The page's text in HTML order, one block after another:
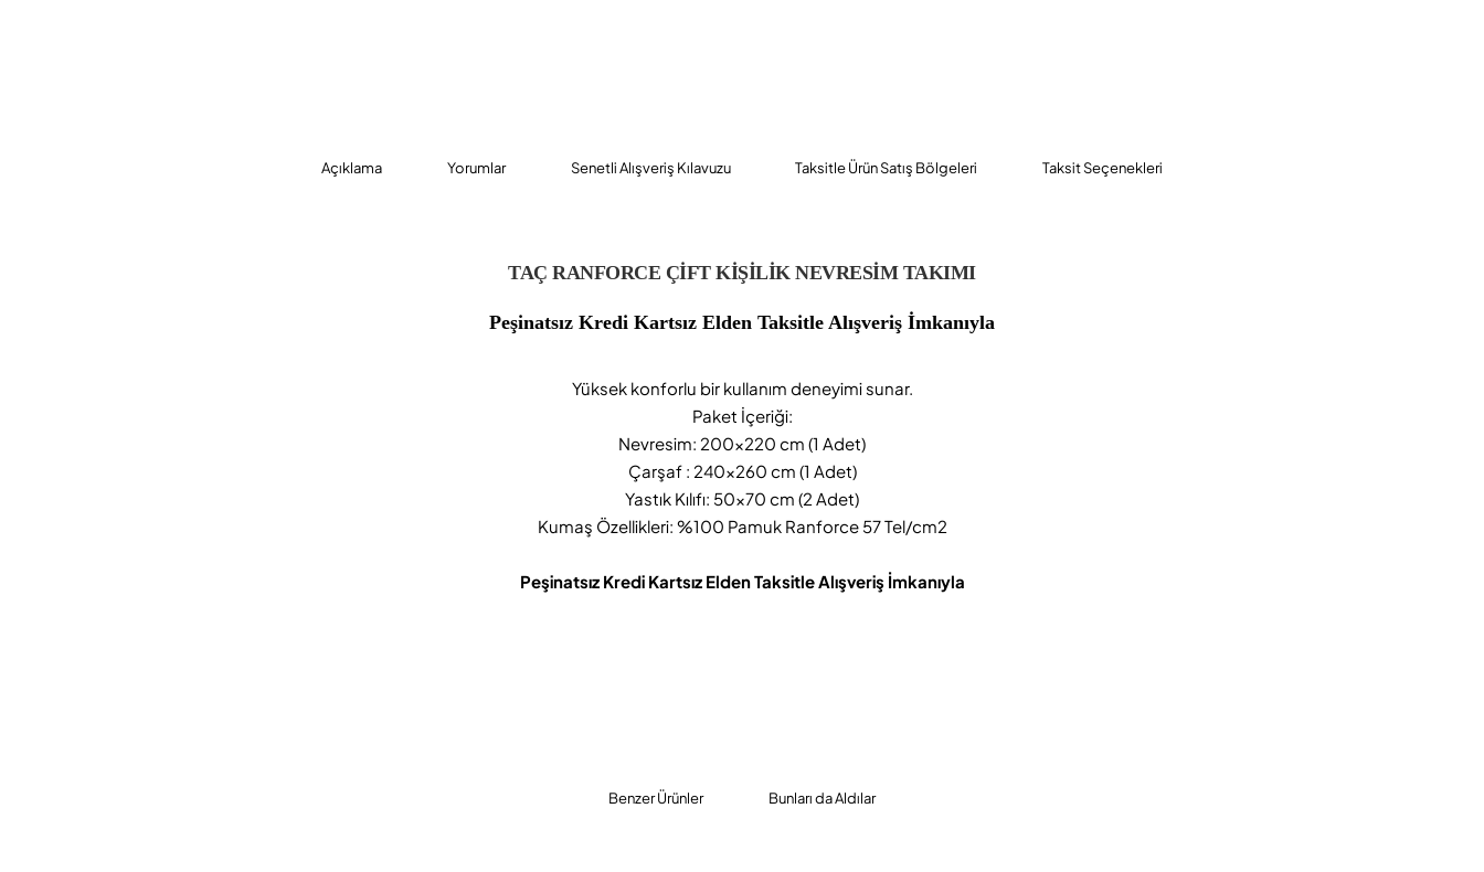
Açıklama Yorumlar Senetli Alışveriş Kılavuzu Taksitle Ürün Satış Bölgeleri Taksit Seçenekleri
TAÇ RANFORCE ÇİFT KİŞİLİK NEVRESİM TAKIMI
Peşinatsız Kredi Kartsız Elden Taksitle Alışveriş İmkanıyla
Yüksek konforlu bir kullanım deneyimi sunar.
Paket İçeriği:
Nevresim: 200x220 cm (1 Adet)
Çarşaf : 240x260 cm (1 Adet)
Yastık Kılıfı: 50x70 cm (2 Adet)
Kumaş Özellikleri: %100 Pamuk Ranforce 57 Tel/cm2
Peşinatsız Kredi Kartsız Elden Taksitle Alışveriş İmkanıyla
Benzer Ürünler Bunları da Aldılar